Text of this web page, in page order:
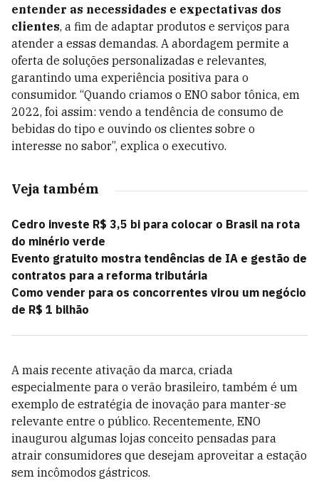
entender as necessidades e expectativas dos
clientes, a fim de adaptar produtos e serviços para
atender a essas demandas. A abordagem permite a
oferta de soluções personalizadas e relevantes,
garantindo uma experiência positiva para o
consumidor. “Quando criamos o ENO sabor tônica, em
2022, foi assim: vendo a tendência de consumo de
bebidas do tipo e ouvindo os clientes sobre o
interesse no sabor”, explica o executivo.
Veja também
Cedro investe R$ 3,5 bi para colocar o Brasil na rota
do minério verde
Evento gratuito mostra tendências de IA e gestão de
contratos para a reforma tributária
Como vender para os concorrentes virou um negócio
de R$ 1 bilhão
A mais recente ativação da marca, criada
especialmente para o verão brasileiro, também é um
exemplo de estratégia de inovação para manter-se
relevante entre o público. Recentemente, ENO
inaugurou algumas lojas conceito pensadas para
atrair consumidores que desejam aproveitar a estação
sem incômodos gástricos.